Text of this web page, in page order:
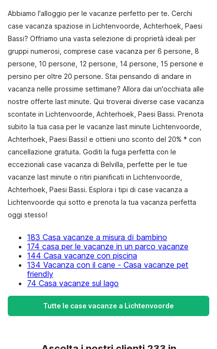
Abbiamo l'alloggio per le vacanze perfetto per te. Cerchi
case vacanza spaziose in Lichtenvoorde, Achterhoek, Paesi
Bassi? Offriamo una vasta selezione di proprietà ideali per
gruppi numerosi, comprese case vacanza per 6 persone, 8
persone, 10 persone, 12 persone, 14 persone, 15 persone e
persino per oltre 20 persone. Stai pensando di andare in
vacanza nelle prossime settimane? Allora dai un'occhiata alle
nostre offerte last minute. Qui troverai diverse case vacanza
scontate in Lichtenvoorde, Achterhoek, Paesi Bassi. Prenota
subito la tua casa per le vacanze last minute Lichtenvoorde,
Achterhoek, Paesi Bassi! e ottieni uno sconto del 20% * con
cancellazione gratuita. Goditi la fuga perfetta con le
eccezionali case vacanza di Belvilla, perfette per le tue
vacanze last minute o ritiri pianificati in Lichtenvoorde,
Achterhoek, Paesi Bassi. Esplora i tipi di case vacanza a
Lichtenvoorde qui sotto e prenota la tua vacanza perfetta
oggi stesso!
183 Casa vacanze a misura di bambino
174 casa per le vacanze in un parco vacanze
144 Casa vacanze con piscina
134 Vacanza con il cane - Casa vacanze pet
friendly
74 Casa vacanze sul lago
Tutte le case vacanze a Lichtenvoorde